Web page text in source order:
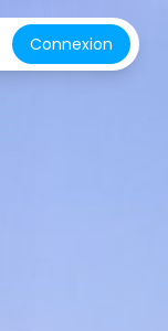
Connexion